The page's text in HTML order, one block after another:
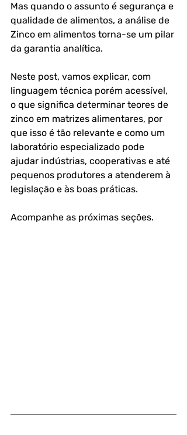
Mas quando o assunto é segurança e
qualidade de alimentos, a análise de
Zinco em alimentos torna-se um pilar
da garantia analítica.
Neste post, vamos explicar, com
linguagem técnica porém acessível,
o que significa determinar teores de
zinco em matrizes alimentares, por
que isso é tão relevante e como um
laboratório especializado pode
ajudar indústrias, cooperativas e até
pequenos produtores a atenderem à
legislação e às boas práticas.
Acompanhe as próximas seções.